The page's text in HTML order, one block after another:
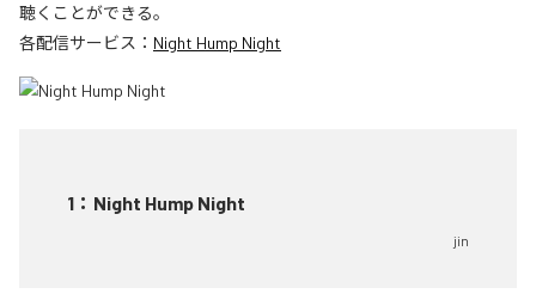
聴くことができる。
各配信サービス： Night Hump Night
1 ： Night Hump Night
jin